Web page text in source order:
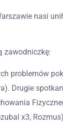
nasi
zawodniczkę:
problemów
Drugie
x3,